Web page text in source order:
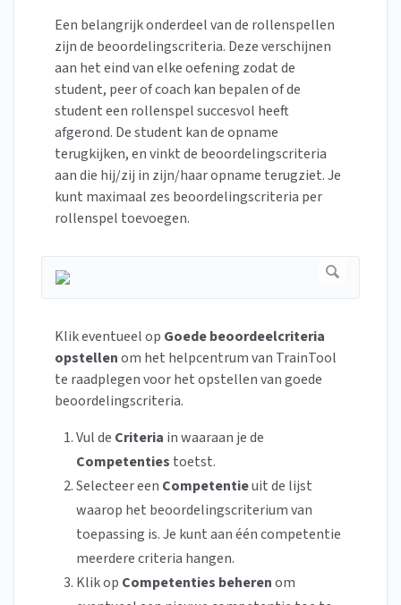
Een belangrijk onderdeel van de rollenspellen
zijn de beoordelingscriteria. Deze verschijnen
aan het eind van elke oefening zodat de
student, peer of coach kan bepalen of de
student een rollenspel succesvol heeft
afgerond. De student kan de opname
terugkijken, en vinkt de beoordelingscriteria
aan die hij/zij in zijn/haar opname terugziet. Je
kunt maximaal zes beoordelingscriteria per
rollenspel toevoegen.
Klik eventueel op Goede beoordeelcriteria
opstellenom het helpcentrum van TrainTool
te raadplegen voor het opstellen van goede
beoordelingscriteria.
Vul de Criteria in waaraan je de
Competenties toetst.
Selecteer een Competentieuit de lijst
waarop het beoordelingscriterium van
toepassing is. Je kunt aan één competentie
meerdere criteria hangen.
Klik op Competenties beherenom